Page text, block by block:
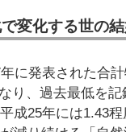
変化する世の
に発表された合
り、過去最低を
成25年には1.43